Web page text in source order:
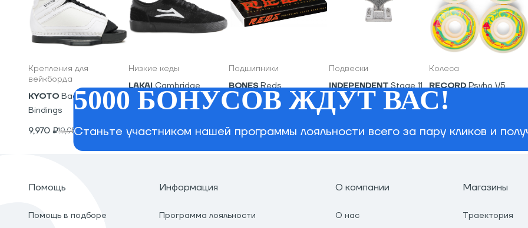
Крепления для
вейкборда
KYOTO Backyard
Bindings
9,970 ₽19,950₽
Низкие кеды
LAKAI Cambridge
5,600₽
Подшипники
BONES Reds
2,400₽
Подвески
INDEPENDENT Stage 11
Standard (пара)
Колеса
RECORD Psyho V5
Wheels
Помощь
Помощь в подборе
Информация
Программа лояльности
О компании
О нас
Магазины
Траектория
5000 БОНУСОВ ЖДУТ ВАС!
Станьте участником нашей программы лояльности всего за пару кликов и